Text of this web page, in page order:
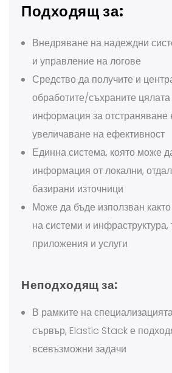
Подходящ за:
Внедряване на надеждни
и управление на логове
Средство да получите и
обработите/съхраните
информация за отстраняване
увеличаване на ефективност
Единна система, която може
информация от локални,
базирани източници
Може да бъде използван
на системи и
приложения и услуги
Неподходящ за:
В рамките на
сървър, Elastic Stack е
всевъзможни задачи